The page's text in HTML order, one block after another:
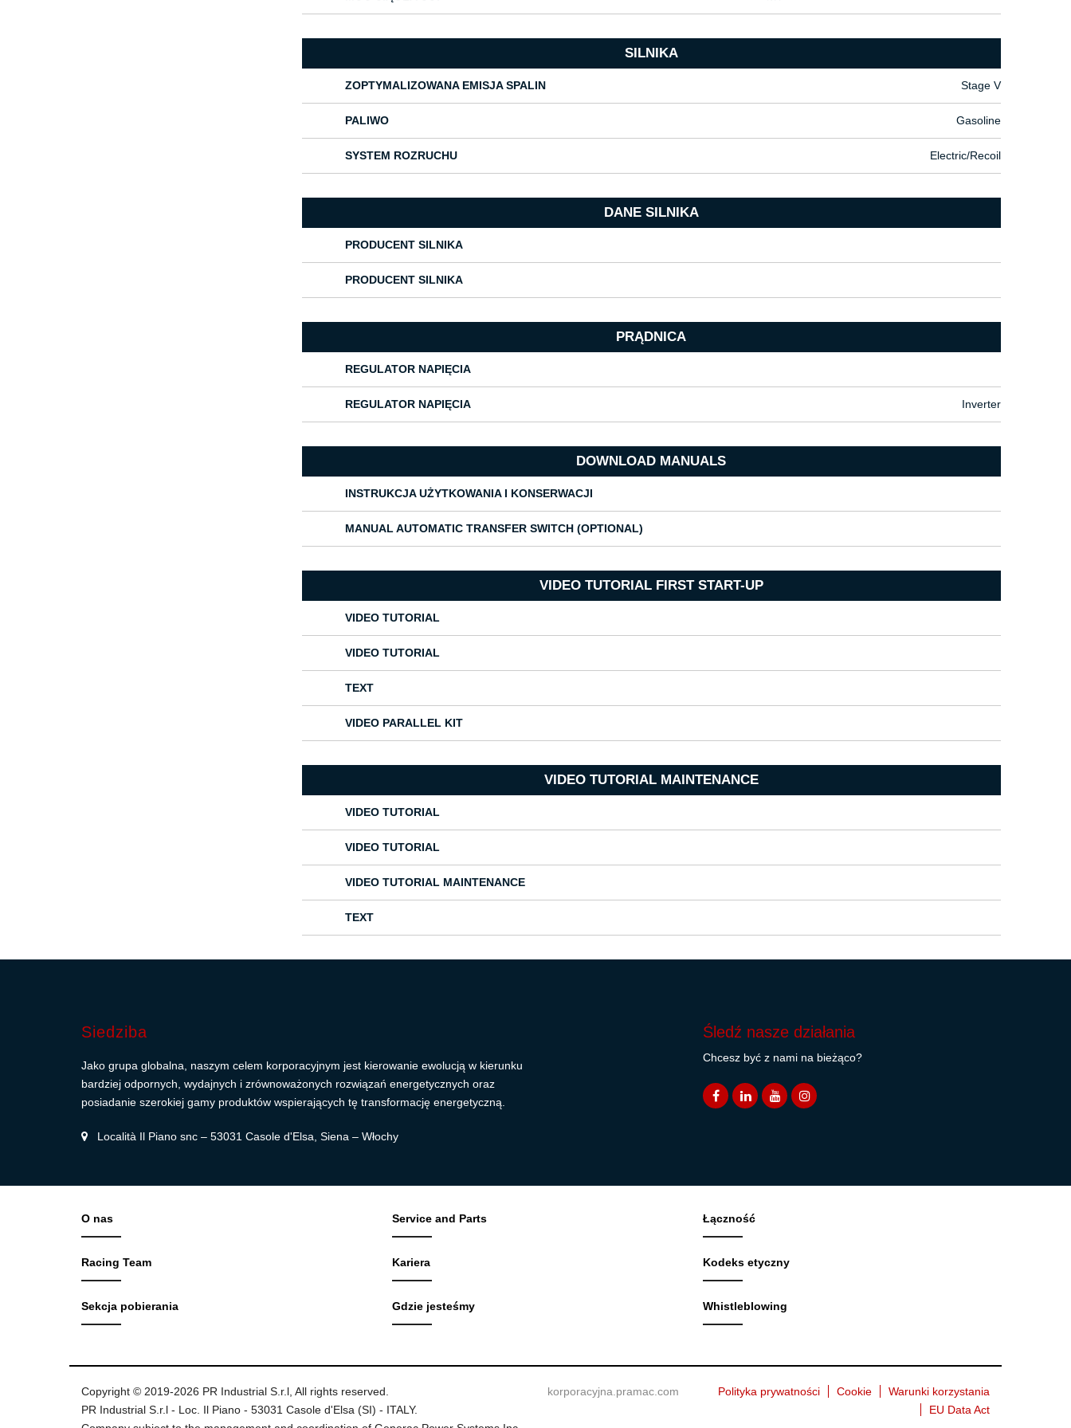
SILNIKA
ZOPTYMALIZOWANA EMISJA SPALIN Stage V
PALIWO Gasoline
SYSTEM ROZRUCHU Electric/Recoil
DANE SILNIKA
PRODUCENT SILNIKA
PRODUCENT SILNIKA
PRĄDNICA
REGULATOR NAPIĘCIA
REGULATOR NAPIĘCIA Inverter
DOWNLOAD MANUALS
INSTRUKCJA UŻYTKOWANIA I KONSERWACJI
MANUAL AUTOMATIC TRANSFER SWITCH (OPTIONAL)
VIDEO TUTORIAL FIRST START-UP
VIDEO TUTORIAL
VIDEO TUTORIAL
TEXT
VIDEO PARALLEL KIT
VIDEO TUTORIAL MAINTENANCE
VIDEO TUTORIAL
VIDEO TUTORIAL
VIDEO TUTORIAL MAINTENANCE
TEXT
Siedziba
Jako grupa globalna, naszym celem korporacyjnym jest kierowanie ewolucją w kierunku
bardziej odpornych, wydajnych i zrównoważonych rozwiązań energetycznych oraz
posiadanie szerokiej gamy produktów wspierających tę transformację energetyczną.
Località Il Piano snc – 53031 Casole d'Elsa, Siena – Włochy
Śledź nasze działania
Chcesz być z nami na bieżąco?
O nas
Racing Team
Sekcja pobierania
Service and Parts
Kariera
Gdzie jesteśmy
Łączność
Kodeks etyczny
Whistleblowing
Copyright © 2019-2026 PR Industrial S.r.l, All rights reserved.
PR Industrial S.r.l - Loc. Il Piano - 53031 Casole d'Elsa (SI) - ITALY.
korporacyjna.pramac.com Polityka prywatności Cookie
Warunki korzystania
EU Data Act